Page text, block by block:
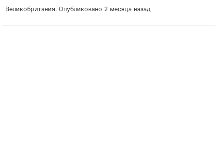
Великобритания. Опубликовано 2 месяца назад